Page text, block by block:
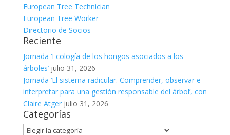
European Tree Technician
European Tree Worker
Directorio de Socios
Reciente
Jornada ‘Ecología de los hongos asociados a los
árboles’ julio 31, 2026
Jornada ‘El sistema radicular. Comprender, observar e
interpretar para una gestión responsable del árbol’, con
Claire Atger julio 31, 2026
Categorías
Categorías